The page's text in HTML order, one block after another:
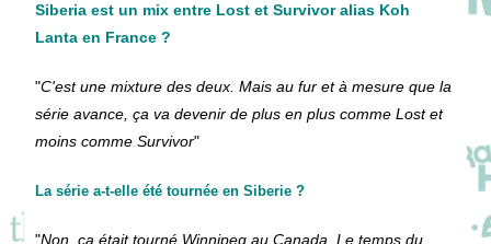
Siberia est un mix entre Lost et Survivor alias Koh
Lanta en France ?
"C'est une mixture des deux. Mais au fur et à mesure que la
série avance, ça va devenir de plus en plus comme Lost et
moins comme Survivor"
La série a-t-elle été tournée en Siberie ?
"Non, ça était tourné Winnipeg au Canada. Le temps du